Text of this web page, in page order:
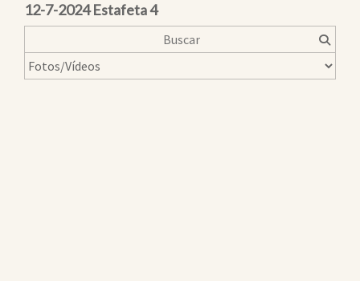
12-7-2024 Estafeta 4